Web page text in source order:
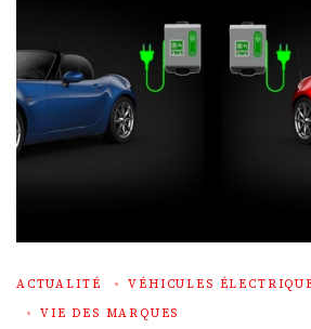
ACTUALITÉ
VÉHICULES
VIE DES MARQUES